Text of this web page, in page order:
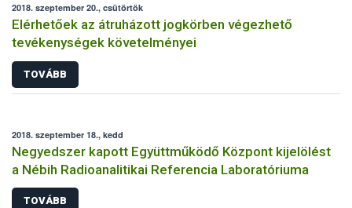
2018. szeptember 20., csütörtök
Elérhetőek az átruházott jogkörben végezhető
tevékenységek követelményei
TOVÁBB
2018. szeptember 18., kedd
Negyedszer kapott Együttműködő Központ kijelölést
a Nébih Radioanalitikai Referencia Laboratóriuma
TOVÁBB